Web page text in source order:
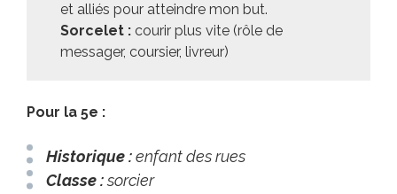
et alliés pour atteindre mon but.
Sorcelet : courir plus vite (rôle de
messager, coursier, livreur)
Pour la 5e :
Historique :enfant des rues
Classe :sorcier